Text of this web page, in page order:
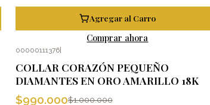
Agregar al Carro
Comprar ahora
00000111376|
COLLAR CORAZÓN PEQUEÑO
DIAMANTES EN ORO AMARILLO 18K
$990.000$1.000.000